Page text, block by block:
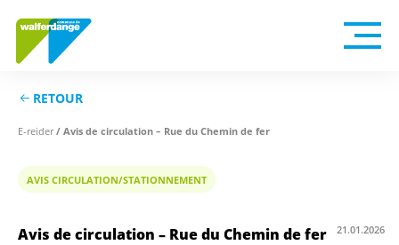
RETOUR
E-reider/ Avis de circulation – Rue du Chemin de fer
AVIS CIRCULATION/STATIONNEMENT
Avis de circulation – Rue du Chemin de fer 21.01.2026